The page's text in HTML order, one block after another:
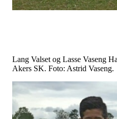
Lang Valset og Lasse Vaseng
Akers SK. Foto: Astrid Vaseng.